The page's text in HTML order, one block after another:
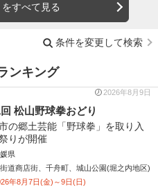
すべて見る
条件を変更して検索
ンキング
2026年8月9日
松山野球拳おどり
の郷土芸能「野球拳」を取り入
りが開催
県
道商店街、千舟町、城山公園(堀之内地区)
年8月7日(金)～9日(日)